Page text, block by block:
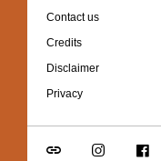
Contact us
Credits
Disclaimer
Privacy
Go Go